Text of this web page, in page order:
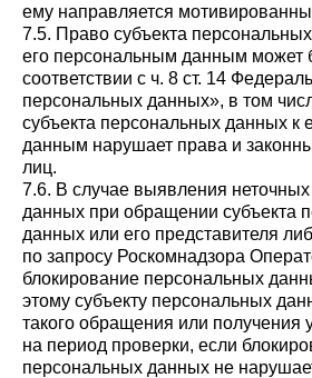
ему направляется
7.5. Право субъекта
его персональным данным может
соответствии с ч. 8 ст. 14
персональных данных», в том
субъекта персональных данных к
данным нарушает права и
лиц.
7.6. В случае выявления
данных при обращении субъекта
данных или его представителя
по запросу Роскомнадзора
блокирование персональных
этому субъекту персональных
такого обращения или получения
на период проверки, если
персональных данных не